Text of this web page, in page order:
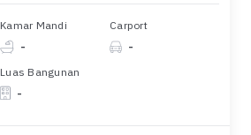
Kamar Mandi
-
Carport
-
Luas Bangunan
-